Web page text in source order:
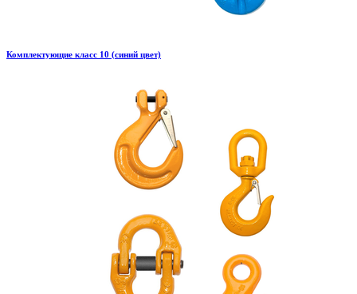
Комплектующие класс 10 (синий цвет)